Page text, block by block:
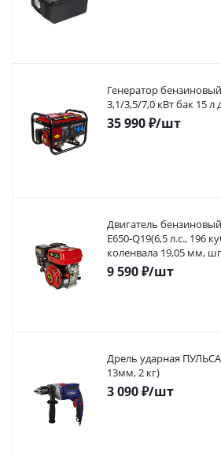
Генератор
3,1/3,5/7,0 кВт бак 15 л
35 990₽/шт
Двигатель
E650-Q19(6,5 л.с., 196
коленвала 19,05 мм,
9 590₽/шт
Дрель ударная
13мм, 2 кг)
3 090₽/шт